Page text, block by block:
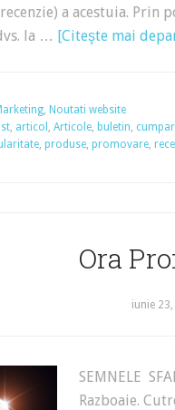
a acestuia. Prin
la … [Citeşte mai
, Noutati website
, articol , Articole, buletin,
, produse, promovare,
Ora
iunie 23,
SEMNELE
Razboaie.